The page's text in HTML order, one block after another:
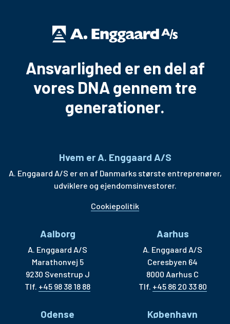
Ansvarlighed er en del af
vores DNA gennem tre
generationer.
Hvem er A. Enggaard A/S
A. Enggaard A/S er en af Danmarks største entreprenører,
udviklere og ejendomsinvestorer.
Cookiepolitik
Aalborg
A. Enggaard A/S
Marathonvej 5
9230 Svenstrup J
Tlf. +45 98 38 18 88
Aarhus
A. Enggaard A/S
Ceresbyen 64
8000 Aarhus C
Tlf. +45 86 20 33 80
Odense København